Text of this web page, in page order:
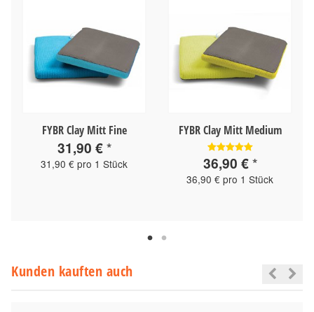
FYBR Clay Mitt Fine
31,90 €*
31,90 € pro 1 Stück
FYBR Clay Mitt Medium
36,90 €*
36,90 € pro 1 Stück
Kunden kauften auch